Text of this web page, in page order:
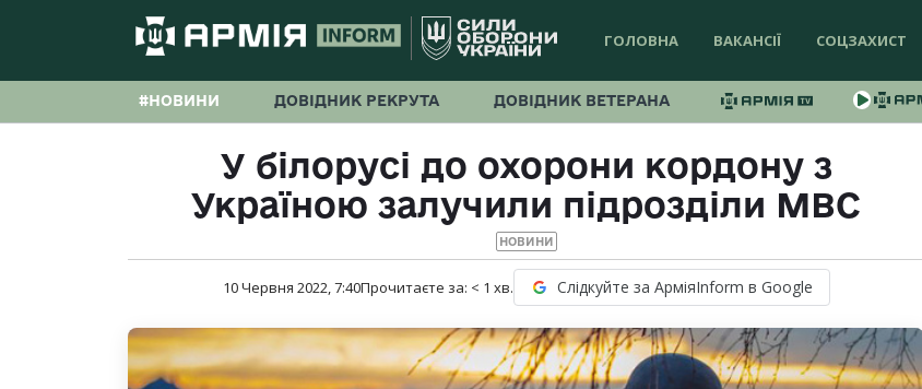
ГОЛОВНА ВАКАНСІЇ СОЦЗАХИСТ
#НОВИНИ ДОВІДНИК РЕКРУТА ДОВІДНИК ВЕТЕРАНА
У білорусі до охорони кордону з
Україною залучили підрозділи МВС
НОВИНИ
10 Червня 2022, 7:40Прочитаєте за: < 1 хв. Слідкуйте за АрміяInform в Google